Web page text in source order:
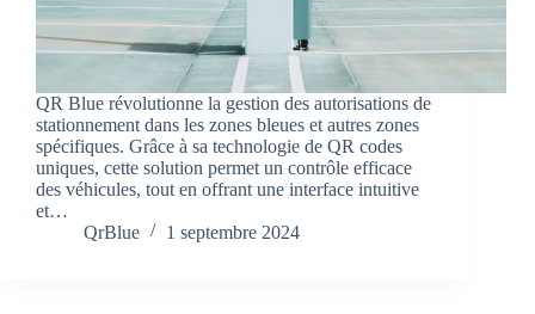
QR Blue révolutionne la gestion des autorisations de
stationnement dans les zones bleues et autres zones
spécifiques. Grâce à sa technologie de QR codes
uniques, cette solution permet un contrôle efficace
des véhicules, tout en offrant une interface intuitive
et…
QrBlue
1 septembre 2024